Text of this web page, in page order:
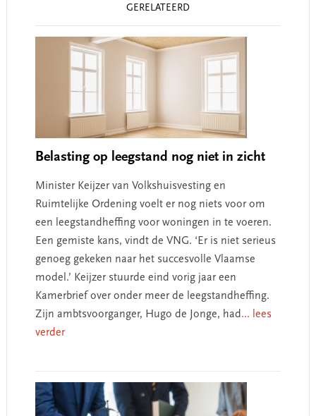
GERELATEERD
Belasting op leegstand nog niet in zicht
Minister Keijzer van Volkshuisvesting en
Ruimtelijke Ordening voelt er nog niets voor om
een leegstandheffing voor woningen in te voeren.
Een gemiste kans, vindt de VNG. ‘Er is niet serieus
genoeg gekeken naar het succesvolle Vlaamse
model.’ Keijzer stuurde eind vorig jaar een
Kamerbrief over onder meer de leegstandheffing.
Zijn ambtsvoorganger, Hugo de Jonge, had ... lees
verder